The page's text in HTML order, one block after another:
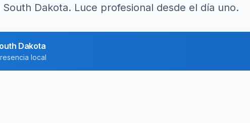
South Dakota. Luce profesional desde el día uno.
Dakota
local